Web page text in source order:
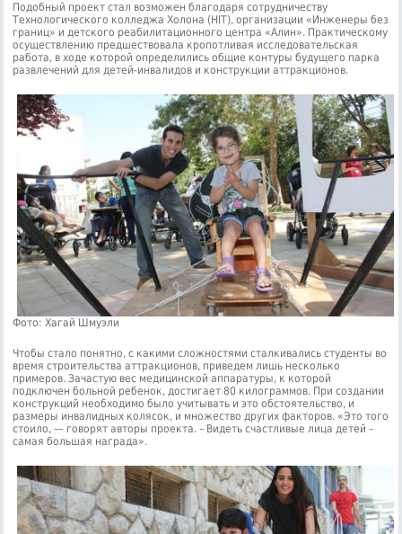
Подобный проект стал возможен благодаря сотрудничеству
Технологического колледжа Холона (HIT), организации «Инженеры без
границ» и детского реабилитационного центра «Алин». Практическому
осуществлению предшествовала кропотливая исследовательская
работа, в ходе которой определились общие контуры будущего парка
развлечений для детей-инвалидов и конструкции аттракционов.
Фото: Хагай Шмуэли
Чтобы стало понятно, с какими сложностями сталкивались студенты во
время строительства аттракционов, приведем лишь несколько
примеров. Зачастую вес медицинской аппаратуры, к которой
подключен больной ребенок, достигает 80 килограммов. При создании
конструкций необходимо было учитывать и это обстоятельство, и
размеры инвалидных колясок, и множество других факторов. «Это того
стоило, — говорят авторы проекта. – Видеть счастливые лица детей –
самая большая награда».